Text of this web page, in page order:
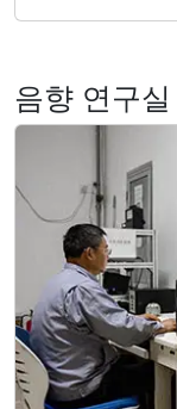
음향 연구실